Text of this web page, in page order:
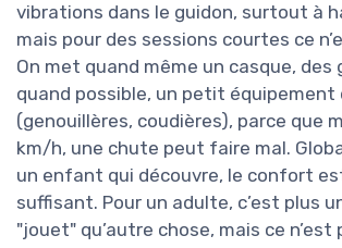
vibrations dans le guidon, surtout à
mais pour des sessions courtes ce
On met quand même un casque, des
quand possible, un petit
(genouillères, coudières), parce que
km/h, une chute peut faire mal.
un enfant qui découvre, le confort
suffisant. Pour un adulte, c’est plus
"jouet" qu’autre chose, mais ce n’est